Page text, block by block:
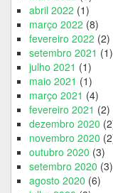
abril 2022 (1)
março 2022 (8)
fevereiro 2022 (2)
setembro 2021 (1)
julho 2021 (1)
maio 2021 (1)
março 2021 (4)
fevereiro 2021 (2)
dezembro 2020
novembro 2020
outubro 2020 (3)
setembro 2020 (3)
agosto 2020 (6)